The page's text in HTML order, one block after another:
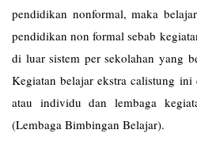
pendidikan nonformal, maka
pendidikan non formal sebab
di luar sistem per sekolahan yang
Kegiatan belajar ekstra calistung ini
atau individu dan lembaga
(Lembaga